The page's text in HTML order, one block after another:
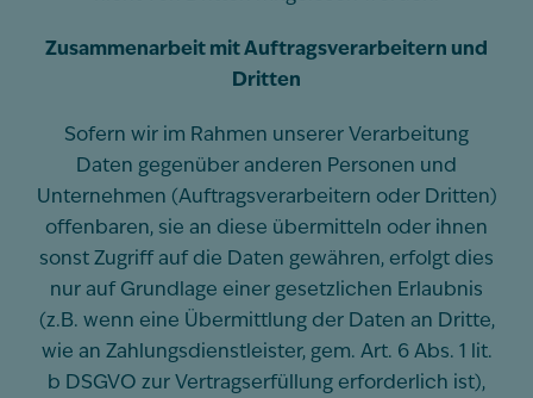
Zusammenarbeit mit Auftragsverarbeitern und
Dritten
Sofern wir im Rahmen unserer Verarbeitung
Daten gegenüber anderen Personen und
Unternehmen (Auftragsverarbeitern oder Dritten)
offenbaren, sie an diese übermitteln oder ihnen
sonst Zugriff auf die Daten gewähren, erfolgt dies
nur auf Grundlage einer gesetzlichen Erlaubnis
(z.B. wenn eine Übermittlung der Daten an Dritte,
wie an Zahlungsdienstleister, gem. Art. 6 Abs. 1 lit.
b DSGVO zur Vertragserfüllung erforderlich ist),